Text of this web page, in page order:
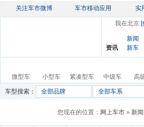
关注车市微博 车市移动应用 实
我在北京 [
资讯
新闻
新车
微型车 小型车 紧凑型车 中级车 高
车型搜索： 全部品牌 全部车系
您现在的位置： 网上车市 » 新